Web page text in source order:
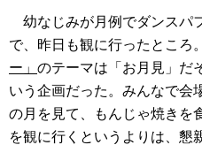
幼なじみが月例でダンスパ
で、昨日も観に行ったところ
ー」 のテーマは「お月見」だ
いう企画だった。みんなで会
の月を見て、もんじゃ焼きを
を観に行くというよりは、懇